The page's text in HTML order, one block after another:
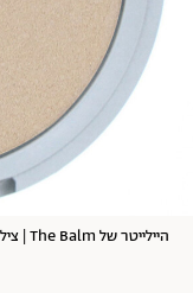
היילייטר של The Balm | צילום מסך מתוך אייהרב